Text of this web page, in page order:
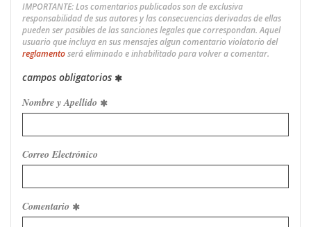
IMPORTANTE: Los comentarios publicados son de exclusiva
responsabilidad de sus autores y las consecuencias derivadas de ellas
pueden ser pasibles de las sanciones legales que correspondan. Aquel
usuario que incluya en sus mensajes algun comentario violatorio del
reglamentoserá eliminado e inhabilitado para volver a comentar.
campos obligatorios
Nombre y Apellido
Correo Electrónico
Comentario